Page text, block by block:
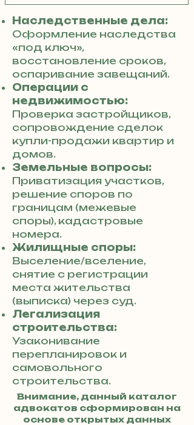
Наследственные дела:
Оформление наследства
«под ключ»,
восстановление сроков,
оспаривание завещаний.
Операции с
недвижимостью:
Проверка застройщиков,
сопровождение сделок
купли-продажи квартир и
домов.
Земельные вопросы:
Приватизация участков,
решение споров по
границам (межевые
споры), кадастровые
номера.
Жилищные споры:
Выселение/вселение,
снятие с регистрации
места жительства
(выписка) через суд.
Легализация
строительства:
Узаконивание
перепланировок и
самовольного
строительства.
Внимание, данный каталог
адвокатов сформирован на
основе открытых данных